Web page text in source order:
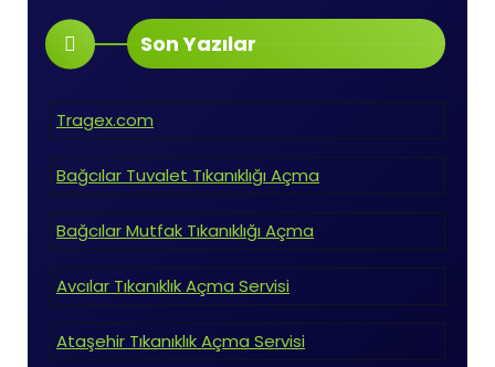
Son Yazılar
Tragex.com
Bağcılar Tuvalet Tıkanıklığı Açma
Bağcılar Mutfak Tıkanıklığı Açma
Avcılar Tıkanıklık Açma Servisi
Ataşehir Tıkanıklık Açma Servisi